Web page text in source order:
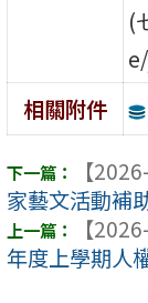
(
相關附件
【
家藝文活動補
【
年度上學期人